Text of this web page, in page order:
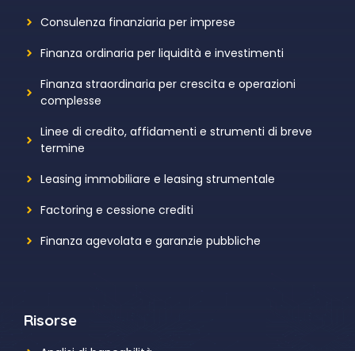
Consulenza finanziaria per imprese
Finanza ordinaria per liquidità e investimenti
Finanza straordinaria per crescita e operazioni
complesse
Linee di credito, affidamenti e strumenti di breve
termine
Leasing immobiliare e leasing strumentale
Factoring e cessione crediti
Finanza agevolata e garanzie pubbliche
Risorse